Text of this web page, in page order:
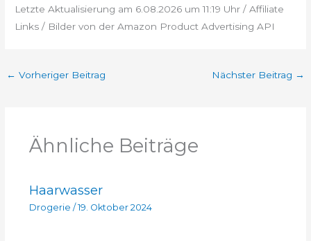
Letzte Aktualisierung am 6.08.2026 um 11:19 Uhr / Affiliate
Links / Bilder von der Amazon Product Advertising API
← Vorheriger Beitrag Nächster Beitrag →
Ähnliche Beiträge
Haarwasser
Drogerie / 19. Oktober 2024